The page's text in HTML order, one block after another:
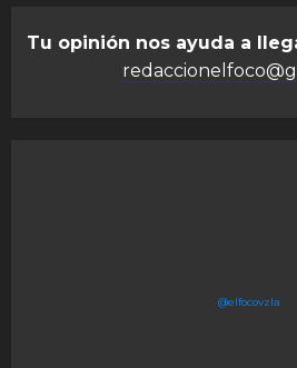
Tu opinión nos ayuda a
@elfocovzla